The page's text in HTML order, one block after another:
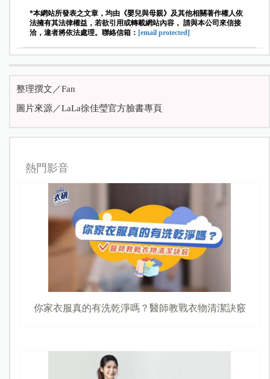
*本網站所發表之文章，均由《嬰兒與母親》及其他相關著作權人依
法擁有其法律權益，若欲引用或轉載網站內容， 請與本公司來信接
洽，違者將依法處理。聯絡信箱： [email protected]
整理撰文／Fan
圖片來源／LaLa徐佳瑩官方臉書專頁
熱門影音
你家衣服真的有洗乾淨嗎？醫師教戰衣物清潔訣竅